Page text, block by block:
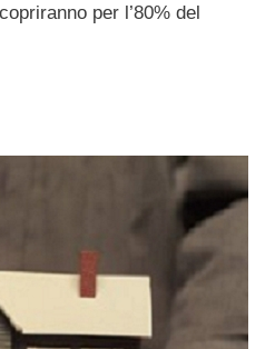
per l’80% del